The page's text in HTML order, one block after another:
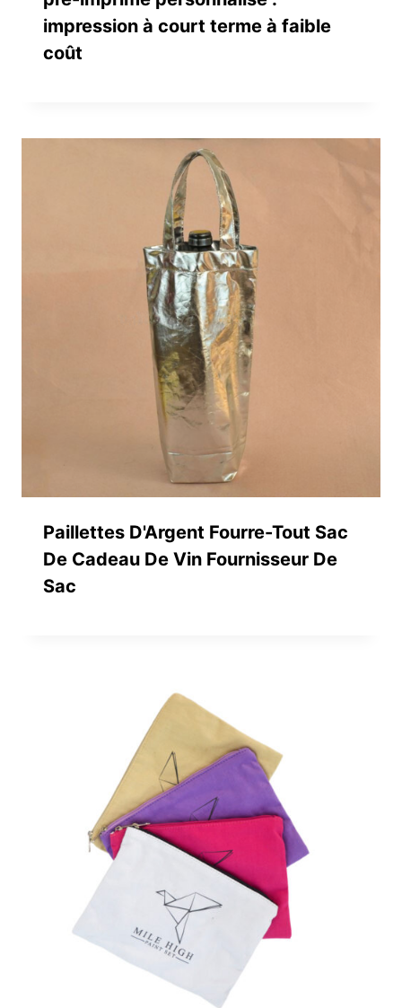
impression à court terme à faible
coût
Paillettes D'Argent Fourre-Tout Sac
De Cadeau De Vin Fournisseur De
Sac